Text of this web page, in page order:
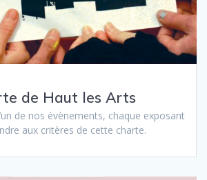
de Haut les Arts
de nos évènements, chaque exposant
aux critères de cette charte.